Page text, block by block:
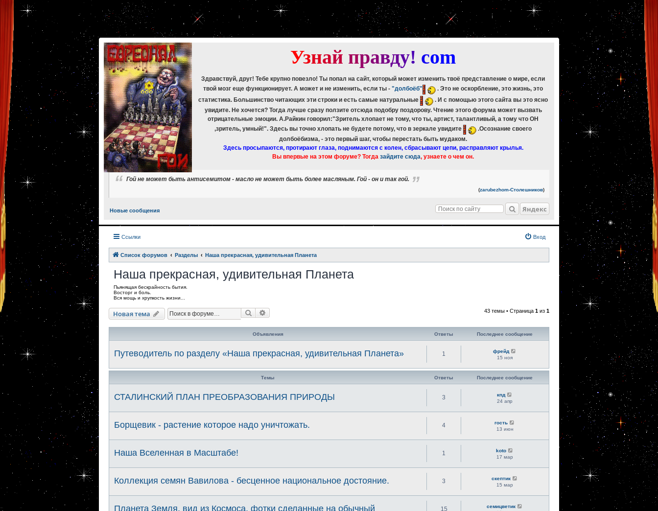
[phpBB Debug] PHP Warning : in file [ROOT]/phpbb/db/driver/mysqli.php
mysqli_fetch_assoc(): Couldn't fetch mysqli_result
[phpBB Debug] PHP Warning
[ROOT]/phpbb/db/driver/mysqli.php
mysqli_free_result(): Couldn't fetch mysqli_result
[phpBB Debug] PHP Warning
: in file [ROOT]/phpbb/db/driver/mysqli.php 265 :mysqli_fetch_assoc(): Couldn't fetch mysqli_result
[phpBB Debug] PHP Warning
: in file [ROOT]/phpbb/db/driver/mysqli.php on line 329 :mysqli_free_result(): Couldn't fetch mysqli_result
[phpBB Debug] PHP Warning
[ROOT]/phpbb/db/driver/mysqli.php on line 265 : mysqli_fetch_assoc(): Couldn't fetch mysqli_result
[phpBB Debug] PHP Warning
[ROOT]/phpbb/db/driver/mysqli.php on line mysqli_free_result(): Couldn't fetch mysqli_result
Узнай правду! com
Здравствуй, друг! Тебе крупно повезло! Ты попал на сайт, который может изменить твоё представление о мире, если
твой мозг еще функционирует. А может и не изменить, если ты - "долбоёб"
. Это не оскорбление, это жизнь, это
статистика. Большинство читающих эти строки и есть самые натуральные
. И с помощью этого сайта вы это ясно
увидите. Не хочется? Тогда лучше сразу ползите отсюда подобру поздорову. Чтение этого форума может вызвать
отрицательные эмоции. А.Райкин говорил:"Зритель хлопает не тому, что ты, артист, талантливый, а тому что ОН
,зритель, умный!". Здесь вы точно хлопать не будете потому, что в зеркале увидите
.Осознание своего
долбоёбизма, - это первый шаг, чтобы перестать быть мудаком.
Здесь просыпаются, протирают глаза, поднимаются с колен, сбрасывают цепи, расправляют крылья.
Вы впервые на этом форуме? Тогда зайдите сюда, узнаете о чем он.
Гой не может быть антисемитом - масло не может быть более масляным. Гой - он и так гой.
(zarubezhom-Столешников)
Новые сообщения Яндекс
Ссылки Вход
Список форумов Разделы Наша прекрасная, удивительная Планета
Наша прекрасная, удивительная Планета
Пьянящая бескрайность бытия.
Восторг и боль.
Вся мощь и хрупкость жизни...
Новая тема Поиск 43 темы • Страница 1 из 1
Объявления Ответы Последнее сообщение
Путеводитель по разделу «Наша прекрасная, удивительная Планета» 1
фрейд
15 ноя
Темы Ответы Последнее сообщение
СТАЛИНСКИЙ ПЛАН ПРЕОБРАЗОВАНИЯ ПРИРОДЫ 3
кпд
24 апр
Борщевик - растение которое надо уничтожать. 4
гость
13 июн
Наша Вселенная в Масштабе! 1
koto
17 мар
Коллекция семян Вавилова - бесценное национальное достояние. 3
скептик
15 мар
Планета Земля. вид из Космоса. фотки сделанные на обычный
15
семицветик